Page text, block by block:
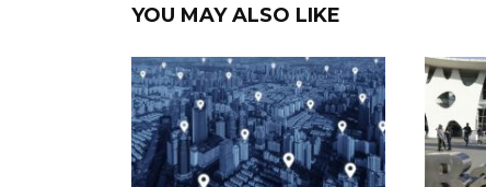
YOU MAY ALSO LIKE